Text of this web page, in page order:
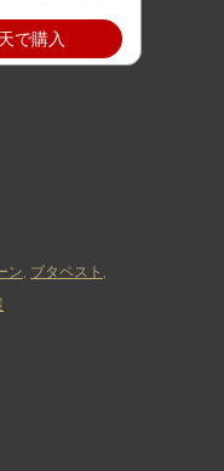
で購入
ン ブタペスト